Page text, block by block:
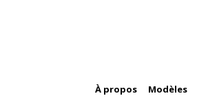
À propos Modèles